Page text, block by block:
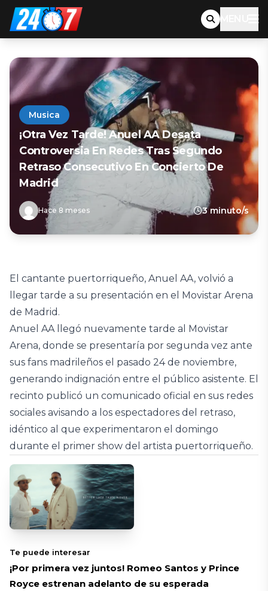
MENU
Musica
¡Otra Vez Tarde! Anuel AA Desata
Controversia En Redes Tras Segundo
Retraso Consecutivo En Concierto De
Madrid
Hace 8 meses 3 minuto/s
El cantante puertorriqueño, Anuel AA, volvió a
llegar tarde a su presentación en el Movistar Arena
de Madrid.
Anuel AA llegó nuevamente tarde al Movistar
Arena, donde se presentaría por segunda vez ante
sus fans madrileños el pasado 24 de noviembre,
generando indignación entre el público asistente. El
recinto publicó un comunicado oficial en sus redes
sociales avisando a los espectadores del retraso,
idéntico al que experimentaron el domingo
durante el primer show del artista puertorriqueño.
Te puede interesar
¡Por primera vez juntos! Romeo Santos y Prince
Royce estrenan adelanto de su esperada